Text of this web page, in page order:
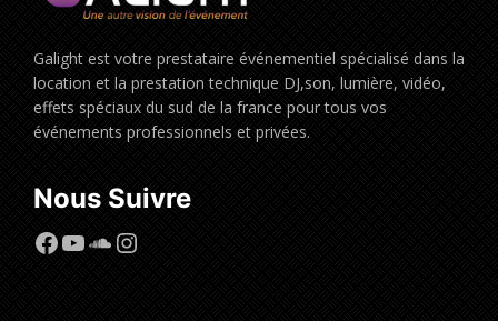
Galight est votre prestataire événementiel spécialisé dans la
location et la prestation technique DJ,son, lumière, vidéo,
effets spéciaux du sud de la france pour tous vos
événements professionnels et privées.
Nous Suivre
Facebook
YouTube
SoundCloud
Instagram